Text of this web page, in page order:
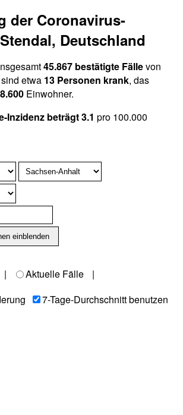
der Coronavirus-
Deutschland
45.867 bestätigte Fällevon
etwa 13 Personen krank, das
Einwohner.
Inzidenz beträgt 3.1 pro 100.000
| Aktuelle Fälle
|
7-Tage-Durchschnitt benutzen